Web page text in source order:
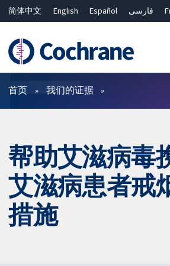
简体中文 English Español فارسی
ไทย
繁體中文
过滤
首页 我们的证据
帮助艾滋病毒
艾滋病患者戒
措施